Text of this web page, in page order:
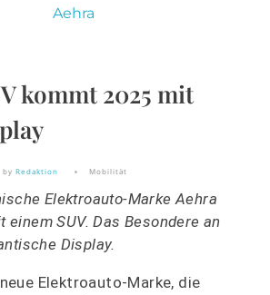
kommt 2025 mit
by Redaktion Mobilität
Elektroauto-Marke Aehra
einem SUV. Das Besondere an
Display.
Elektroauto-Marke, die